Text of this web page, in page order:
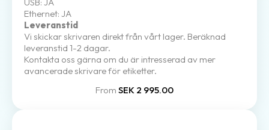
Ethernet: JA
Leveranstid
Vi skickar skrivaren direkt från vårt lager. Beräknad
leveranstid 1-2 dagar.
Kontakta oss gärna om du är intresserad av mer
avancerade skrivare för etiketter.
From SEK 2 995.00